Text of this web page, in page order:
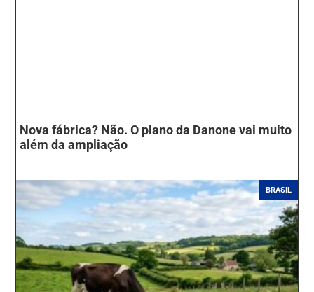
Nova fábrica? Não. O plano da Danone vai muito
além da ampliação
BRASIL